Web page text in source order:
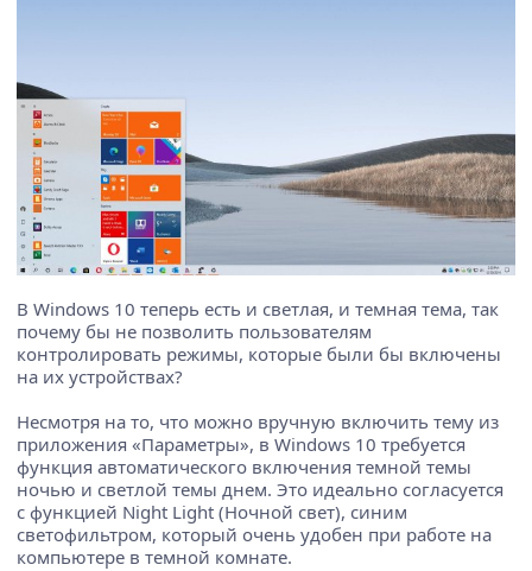
В Windows 10 теперь есть и светлая, и темная тема, так
почему бы не позволить пользователям
контролировать режимы, которые были бы включены
на их устройствах?
Несмотря на то, что можно вручную включить тему из
приложения «Параметры», в Windows 10 требуется
функция автоматического включения темной темы
ночью и светлой темы днем. Это идеально согласуется
с функцией Night Light (Ночной свет), синим
светофильтром, который очень удобен при работе на
компьютере в темной комнате.